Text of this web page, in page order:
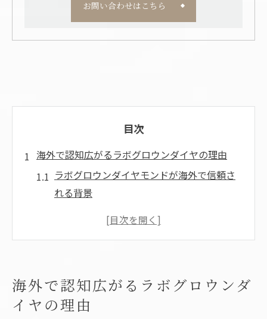
お問い合わせはこちら
目次
海外で認知広がるラボグロウンダイヤの理由
ラボグロウンダイヤモンドが海外で信頼さ
れる背景
エシカル消費とラボグロウンダイヤモンド
環境意識が高まる海外でのラボグロウン事
情
海外で認知広がるラボグロウンダ
イヤの理由